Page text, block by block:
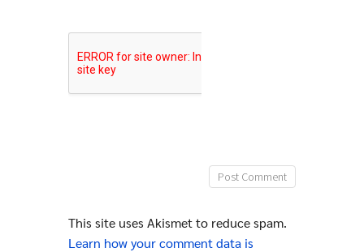
This site uses Akismet to reduce spam.
Learn how your comment data is